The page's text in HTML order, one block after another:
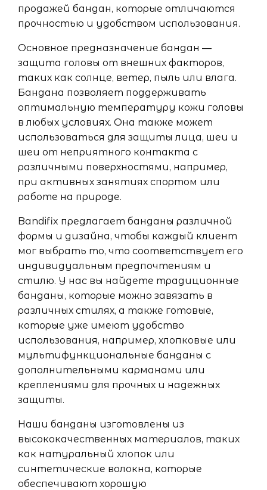
продажей бандан, которые отличаются
прочностью и удобством использования.
Основное предназначение бандан —
защита головы от внешних факторов,
таких как солнце, ветер, пыль или влага.
Бандана позволяет поддерживать
оптимальную температуру кожи головы
в любых условиях. Она также может
использоваться для защиты лица, шеи и
шеи от неприятного контакта с
различными поверхностями, например,
при активных занятиях спортом или
работе на природе.
Bandifix предлагает банданы различной
формы и дизайна, чтобы каждый клиент
мог выбрать то, что соответствует его
индивидуальным предпочтениям и
стилю. У нас вы найдете традиционные
банданы, которые можно завязать в
различных стилях, а также готовые,
которые уже имеют удобство
использования, например, хлопковые или
мультифункциональные банданы с
дополнительными карманами или
креплениями для прочных и надежных
защиты.
Наши банданы изготовлены из
высококачественных материалов, таких
как натуральный хлопок или
синтетические волокна, которые
обеспечивают хорошую